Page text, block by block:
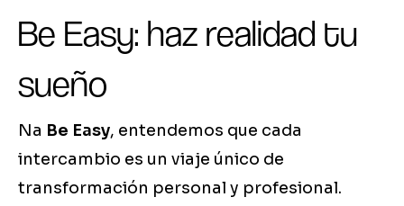
Be Easy: haz realidad tu
sueño
Na Be Easy, entendemos que cada
intercambio es un viaje único de
transformación personal y profesional.